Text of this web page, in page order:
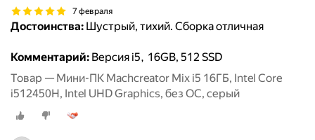
7 февраля
Достоинства: Шустрый, тихий. Сборка отличная
Комментарий: Версия i5, 16GB, 512 SSD
Товар — Мини-ПК Machcreator Mix i5 16ГБ, Intel Core
i512450H, Intel UHD Graphics, без ОС, серый